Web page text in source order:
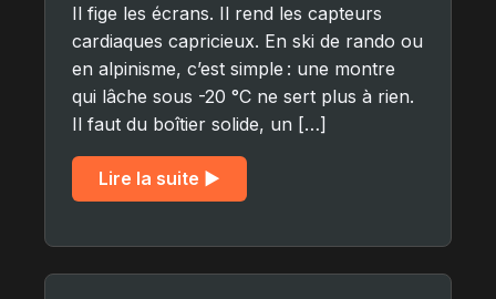
Il fige les écrans. Il rend les capteurs
cardiaques capricieux. En ski de rando ou
en alpinisme, c’est simple : une montre
qui lâche sous -20 °C ne sert plus à rien.
Il faut du boîtier solide, un […]
Lire la suite ▶︎